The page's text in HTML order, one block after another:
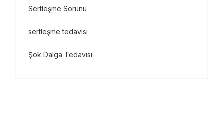
Sertleşme Sorunu
sertleşme tedavisi
Şok Dalga Tedavisi